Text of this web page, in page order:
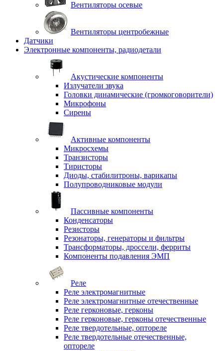
Вентиляторы осевые
Вентиляторы центробежные
Датчики
Электронные компоненты, радиодетали
Акустические компоненты
Излучатели звука
Головки динамические (громкоговорители)
Микрофоны
Сирены
Активные компоненты
Микросхемы
Транзисторы
Тиристоры
Диоды, стабилитроны, варикапы
Полупроводниковые модули
Пассивные компоненты
Конденсаторы
Резисторы
Резонаторы, генераторы и фильтры
Трансформаторы, дроссели, ферриты
Компоненты подавления ЭМП
Реле
Реле электромагнитные
Реле электромагнитные отечественные
Реле герконовые, герконы
Реле герконовые, герконы отечественные
Реле твердотельные, оптореле
Реле твердотельные отечественные,
оптореле